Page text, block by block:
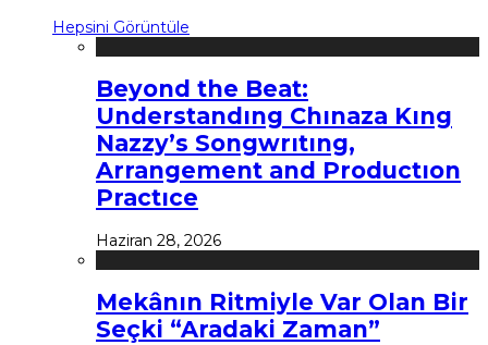
Hepsini Görüntüle
Beyond the Beat:
Understandıng Chınaza Kıng
Nazzy’s Songwrıtıng,
Arrangement and Productıon
Practıce
Haziran 28, 2026
Mekânın Ritmiyle Var Olan Bir
Seçki “Aradaki Zaman”